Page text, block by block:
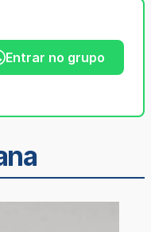
Entrar no grupo